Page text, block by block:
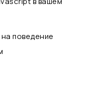
поведение